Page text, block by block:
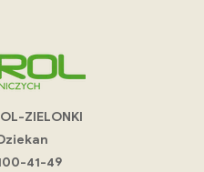
ZIELONKI
41-49